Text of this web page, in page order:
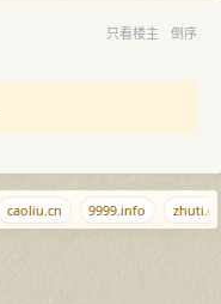
只看楼主 倒序
caoliu.cn 9999.info